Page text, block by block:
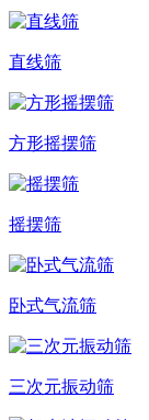
直线筛
方形摇摆筛
摇摆筛
卧式气流筛
三次元振动筛